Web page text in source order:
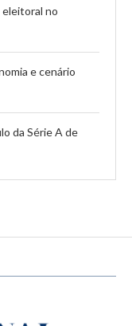
eleitoral no
e cenário
da Série A de